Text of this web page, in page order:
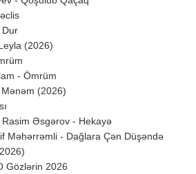
Dur
(2026)
- Ömrüm
(2026)
Əsgərov - Hekayə
Məhərrəmli - Dağlara Çən Düşəndə
Gözlərin 2026